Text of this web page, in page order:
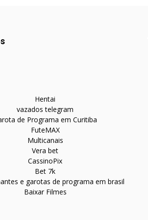
Hentai
vazados telegram
de Programa em Curitiba
FuteMAX
Multicanais
Vera bet
CassinoPix
Bet 7k
e garotas de programa em brasil
Baixar Filmes